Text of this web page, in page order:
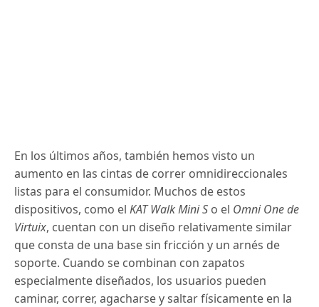
En los últimos años, también hemos visto un
aumento en las cintas de correr omnidireccionales
listas para el consumidor. Muchos de estos
dispositivos, como elKAT Walk Mini S o el Omni One de
Virtuix, cuentan con un diseño relativamente similar
que consta de una base sin fricción y un arnés de
soporte. Cuando se combinan con zapatos
especialmente diseñados, los usuarios pueden
caminar, correr, agacharse y saltar físicamente en la